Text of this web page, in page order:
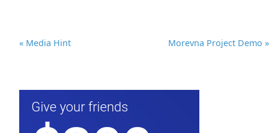
« Media Hint Morevna Project Demo »